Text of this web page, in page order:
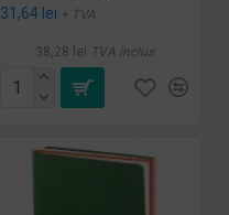
31,64 lei + TVA
38,28 lei TVA inclus